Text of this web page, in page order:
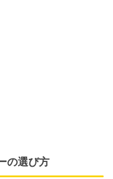
の選び方